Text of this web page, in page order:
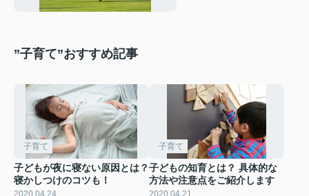
”子育て”おすすめ記事
子育て
子どもが夜に寝ない原因とは？
寝かしつけのコツも！
2020.04.24
子育て
子どもの知育とは？ 具体的な
方法や注意点をご紹介します
2020.04.21